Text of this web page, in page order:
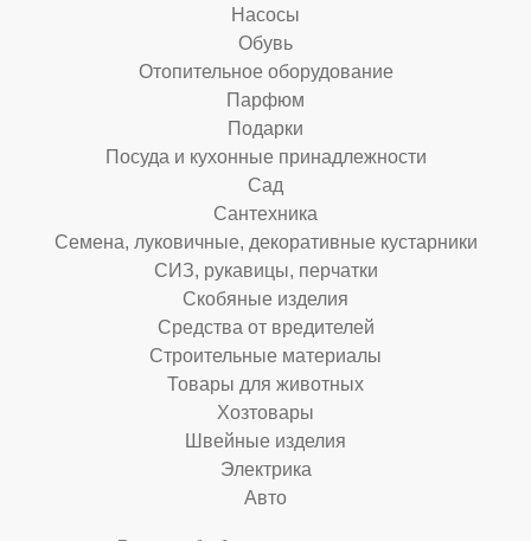
Насосы
Обувь
Отопительное оборудование
Парфюм
Подарки
Посуда и кухонные принадлежности
Сад
Сантехника
Семена, луковичные, декоративные кустарники
СИЗ, рукавицы, перчатки
Скобяные изделия
Средства от вредителей
Строительные материалы
Товары для животных
Хозтовары
Швейные изделия
Электрика
Авто